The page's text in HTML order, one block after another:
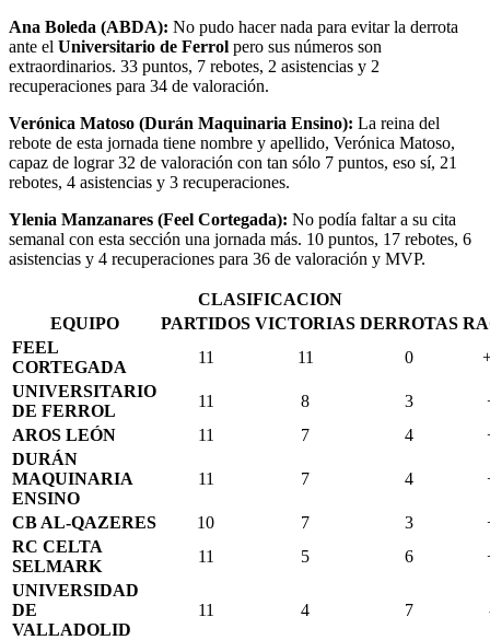
Ana Boleda (ABDA): No pudo hacer nada para evitar la derrota
ante el Universitario de Ferrol pero sus números son
extraordinarios. 33 puntos, 7 rebotes, 2 asistencias y 2
recuperaciones para 34 de valoración.
Verónica Matoso (Durán Maquinaria Ensino): La reina del
rebote de esta jornada tiene nombre y apellido, Verónica Matoso,
capaz de lograr 32 de valoración con tan sólo 7 puntos, eso sí, 21
rebotes, 4 asistencias y 3 recuperaciones.
Ylenia Manzanares (Feel Cortegada): No podía faltar a su cita
semanal con esta sección una jornada más. 10 puntos, 17 rebotes, 6
asistencias y 4 recuperaciones para 36 de valoración y MVP.
CLASIFICACION
EQUIPO
PARTIDOS VICTORIAS DERROTAS
FEEL
CORTEGADA
11 11 0
UNIVERSITARIO
DE FERROL
11 8 3
AROS LEÓN
11 7 4
DURÁN
MAQUINARIA
ENSINO
11 7 4
CB AL-QAZERES 10 7 3
RC CELTA
SELMARK
11 5 6
UNIVERSIDAD
DE
VALLADOLID
11 4 7